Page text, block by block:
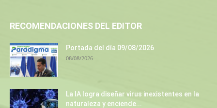
RECOMENDACIONES DEL EDITOR
Portada del día 09/08/2026
08/08/2026
La IA logra diseñar virus inexistentes en la
naturaleza y enciende...